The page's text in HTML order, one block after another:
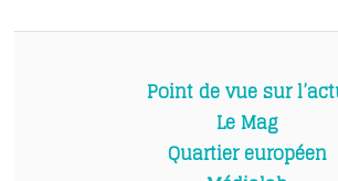
Point de vue sur
Le Mag
Quartier européen